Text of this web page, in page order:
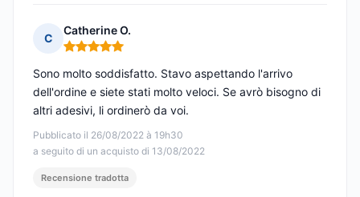
C
Catherine O.
Nota: 5 su 5
Pubblicato il 26/08/2022 à 19h30
a seguito di un acquisto di 13/08/2022
Sono molto soddisfatto. Stavo aspettando l'arrivo
dell'ordine e siete stati molto veloci. Se avrò bisogno di
altri adesivi, li ordinerò da voi.
Recensione tradotta